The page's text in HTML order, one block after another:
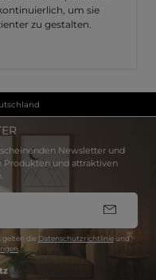
um sie
zu gestalten.
Newsletter und
Produkten und attraktiven
gelten die Datenschutzrichtlinieund
.